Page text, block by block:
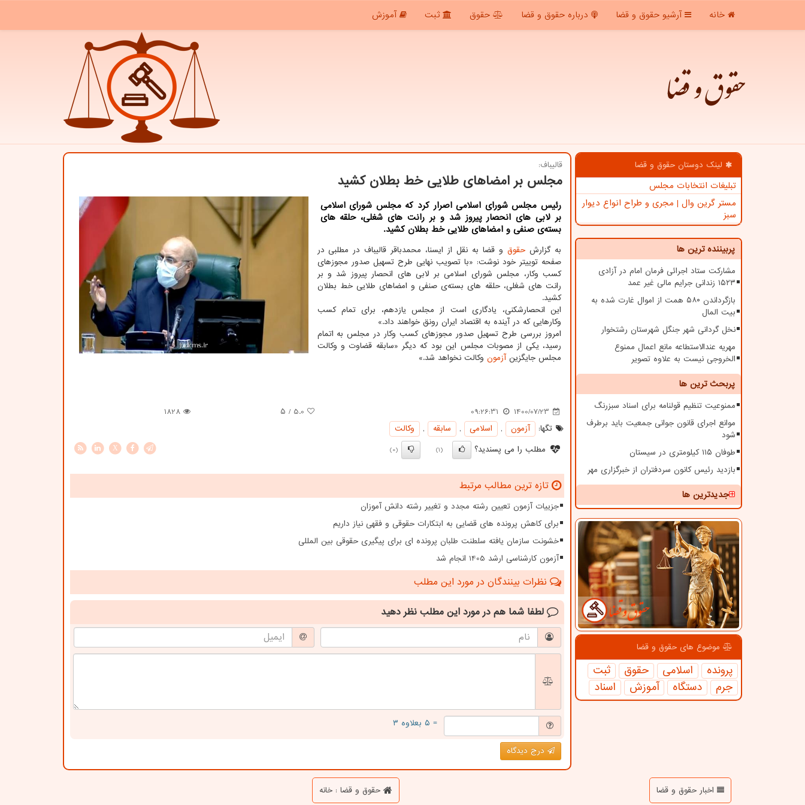
خانه آرشیو حقوق و قضا درباره حقوق و قضا حقوق ثبت آموزش
حقوق و قضا
لینک دوستان حقوق و قضا
تبلیغات انتخابات مجلس
مستر گرین وال | مجری و طراح انواع دیوار
سبز
پربیننده ترین ها
مشارکت ستاد اجرائی فرمان امام در آزادی
۱۵۲۳ زندانی جرایم مالی غیر عمد
بازگرداندن ۵۸۰ همت از اموال غارت شده به
بیت المال
نخل گردانی شهر جنگل شهرستان رشتخوار
مهریه عندالاستطاعه مانع اعمال ممنوع
الخروجی نیست به علاوه تصویر
پربحث ترین ها
ممنوعیت تنظیم قولنامه برای اسناد سبزرنگ
موانع اجرای قانون جوانی جمعیت باید برطرف
شود
طوفان ۱۱۵ کیلومتری در سیستان
بازدید رئیس کانون سردفتران از خبرگزاری مهر
جدیدترین ها
موضوع های حقوق و قضا
پرونده اسلامی حقوق
ثبت
جرم
دستگاه آموزش اسناد
قالیباف:
مجلس بر امضاهای طلایی خط بطلان کشید
رئیس مجلس شورای اسلامی اصرار کرد که مجلس شورای اسلامی
بر لابی های انحصار پیروز شد و بر رانت های شغلی، حلقه های
بسته‌ی صنفی و امضاهای طلایی خط بطلان کشید.
به گزارش حقوقو قضا به نقل از ایسنا، محمدباقر قالیباف در مطلبی در
صفحه توییتر خود نوشت: «با تصویب نهایی طرح تسهیل صدور مجوزهای
کسب وکار، مجلس شورای اسلامی بر لابی های انحصار پیروز شد و بر
رانت های شغلی، حلقه های بسته‌ی صنفی و امضاهای طلایی خط بطلان
کشید.
‏این ⁧‫انحصارشکنی‬⁩، یادگاری است از مجلس یازدهم، برای تمام کسب
وکارهایی که در آینده به ⁧‫اقتصاد ایران‬⁩ رونق خواهند داد.»
امروز بررسی طرح تسهیل صدور مجوزهای کسب وکار در مجلس به اتمام
رسید، یکی از مصوبات مجلس این بود که دیگر «سابقه قضاوت و وکالت
مجلس جایگزینآزمون وکالت نخواهد شد.»
1400/07/23
09:26:31
5.0 / ۵
1828
تگها:
آزمون , اسلامی , سابقه ,
وكالت
مطلب را می پسندید؟
(1)
(0)
X
تازه ترین مطالب مرتبط
جزییات آزمون تعیین رشته مجدد و تغییر رشته دانش آموزان
برای کاهش پرونده های قضایی به ابتکارات حقوقی و فقهی نیاز داریم
خشونت سازمان یافته سلطنت طلبان پرونده ای برای پیگیری حقوقی بین المللی
آزمون کارشناسی ارشد 1405 انجام شد
نظرات بینندگان در مورد این مطلب
لطفا شما هم در مورد این مطلب نظر دهید
= ۵ بعلاوه ۳
درج دیدگاه
اخبار حقوق و قضا حقوق و قضا : خانه